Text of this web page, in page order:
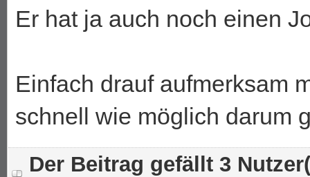
Er hat ja auch noch einen
Einfach drauf aufmerksam
schnell wie möglich darum
Der Beitrag gefällt 3